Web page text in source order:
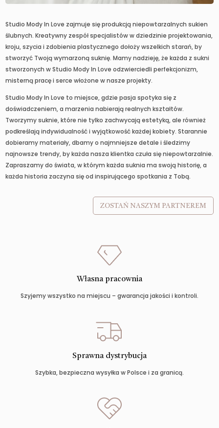
Studio Mody In Love zajmuje się produkcją niepowtarzalnych sukien
ślubnych. Kreatywny zespół specjalistów w dziedzinie projektowania,
kroju, szycia i zdobienia plastycznego dołoży wszelkich starań, by
stworzyć Twoją wymarzoną suknię. Mamy nadzieję, że każda z sukni
stworzonych w Studio Mody In Love odzwierciedli perfekcjonizm,
misterną pracę i serce włożone w nasze projekty.
Studio Mody In Love to miejsce, gdzie pasja spotyka się z
doświadczeniem, a marzenia nabierają realnych kształtów.
Tworzymy suknie, które nie tylko zachwycają estetyką, ale również
podkreślają indywidualność i wyjątkowość każdej kobiety. Starannie
dobieramy materiały, dbamy o najmniejsze detale i śledzimy
najnowsze trendy, by każda nasza klientka czuła się niepowtarzalnie.
Zapraszamy do świata, w którym każda suknia ma swoją historię, a
każda historia zaczyna się od inspirującego spotkania z Tobą.
ZOSTAŃ NASZYM PARTNEREM
Własna pracownia
Szyjemy wszystko na miejscu – gwarancja jakości i kontroli.
Sprawna dystrybucja
Szybka, bezpieczna wysyłka w Polsce i za granicą.